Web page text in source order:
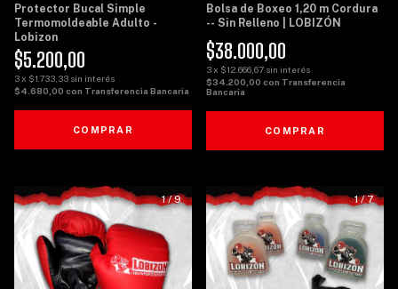
Protector Bucal Simple
Termomoldeable Adulto -
Lobizon
$5.200,00
3x $1.733,33 sin interés
$4.680,00 con Transferencia Bancaria
COMPRAR
Bolsa de Boxeo 1,20 m Cordura
-- Sin Relleno | LOBIZÓN
$38.000,00
3x $12.666,67 sin interés
$34.200,00 con Transferencia
Bancaria
COMPRAR
1/9 1/7